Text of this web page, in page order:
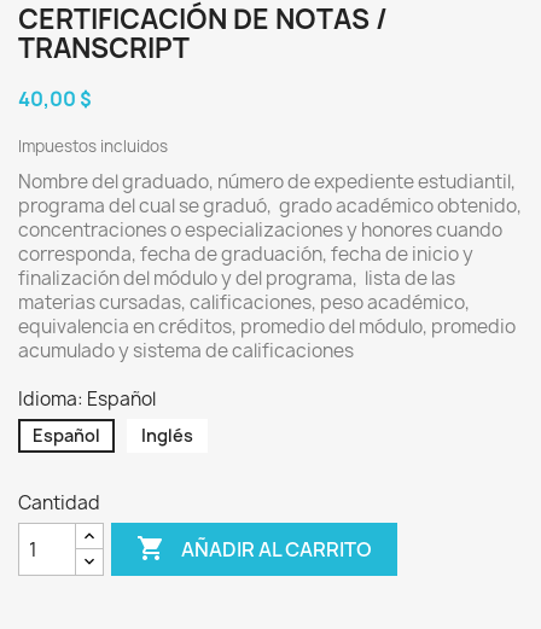
CERTIFICACIÓN DE NOTAS /
TRANSCRIPT
40,00 $
Impuestos incluidos
Nombre del graduado, número de expediente estudiantil,
programa del cual se graduó, grado académico obtenido,
concentraciones o especializaciones y honores cuando
corresponda, fecha de graduación, fecha de inicio y
finalización del módulo y del programa, lista de las
materias cursadas, calificaciones, peso académico,
equivalencia en créditos, promedio del módulo, promedio
acumulado y sistema de calificaciones
Idioma: Español
Español Inglés
Cantidad
 AÑADIR AL CARRITO